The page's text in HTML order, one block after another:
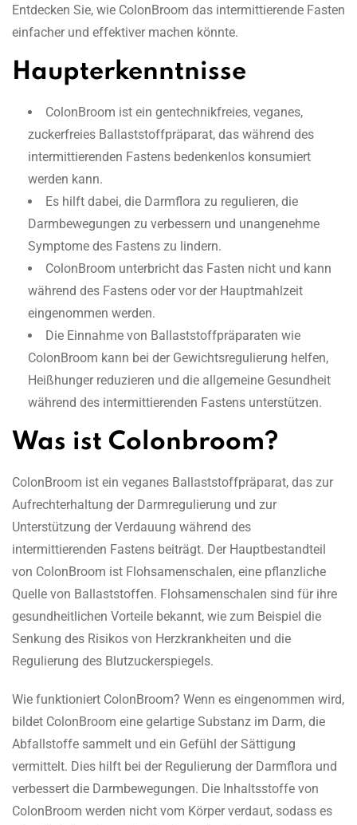
Entdecken Sie, wie ColonBroom das intermittierende Fasten
einfacher und effektiver machen könnte.
Haupterkenntnisse
ColonBroom ist ein gentechnikfreies, veganes,
zuckerfreies Ballaststoffpräparat, das während des
intermittierenden Fastens bedenkenlos konsumiert
werden kann.
Es hilft dabei, die Darmflora zu regulieren, die
Darmbewegungen zu verbessern und unangenehme
Symptome des Fastens zu lindern.
ColonBroom unterbricht das Fasten nicht und kann
während des Fastens oder vor der Hauptmahlzeit
eingenommen werden.
Die Einnahme von Ballaststoffpräparaten wie
ColonBroom kann bei der Gewichtsregulierung helfen,
Heißhunger reduzieren und die allgemeine Gesundheit
während des intermittierenden Fastens unterstützen.
Was ist Colonbroom?
ColonBroom ist ein veganes Ballaststoffpräparat, das zur
Aufrechterhaltung der Darmregulierung und zur
Unterstützung der Verdauung während des
intermittierenden Fastens beiträgt. Der Hauptbestandteil
von ColonBroom ist Flohsamenschalen, eine pflanzliche
Quelle von Ballaststoffen. Flohsamenschalen sind für ihre
gesundheitlichen Vorteile bekannt, wie zum Beispiel die
Senkung des Risikos von Herzkrankheiten und die
Regulierung des Blutzuckerspiegels.
Wie funktioniert ColonBroom? Wenn es eingenommen wird,
bildet ColonBroom eine gelartige Substanz im Darm, die
Abfallstoffe sammelt und ein Gefühl der Sättigung
vermittelt. Dies hilft bei der Regulierung der Darmflora und
verbessert die Darmbewegungen. Die Inhaltsstoffe von
ColonBroom werden nicht vom Körper verdaut, sodass es